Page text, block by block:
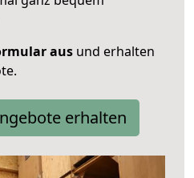
aus und erhalten
erhalten